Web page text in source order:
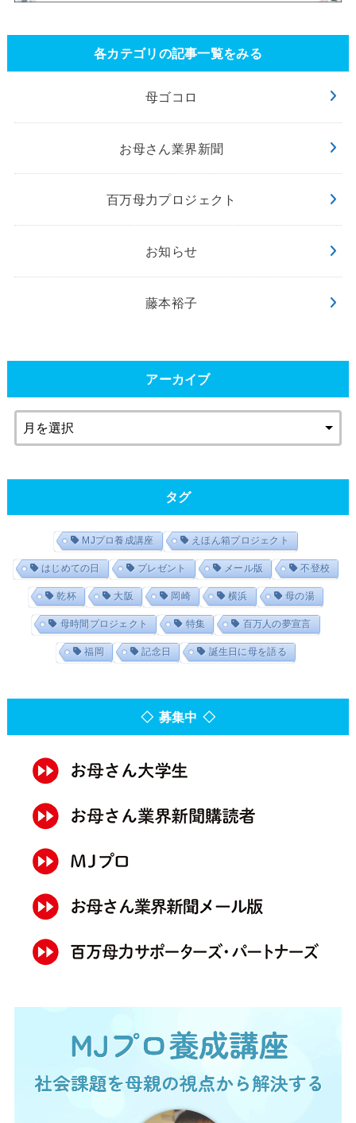
各カテゴリの記事一覧をみる
母ゴコロ
お母さん業界新聞
百万母力プロジェクト
お知らせ
藤本裕子
アーカイブ
タグ
MJプロ養成講座 えほん箱プロジェクト
はじめての日 プレゼント メール版 不登校
乾杯 大阪 岡崎 横浜 母の湯
母時間プロジェクト 特集 百万人の夢宣言
福岡 記念日 誕生日に母を語る
◇ 募集中 ◇